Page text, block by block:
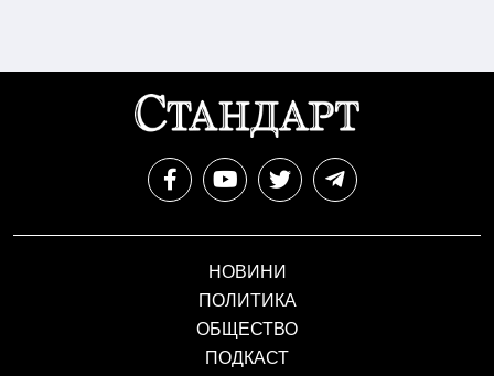
НОВИНИ
ПОЛИТИКА
ОБЩЕСТВО
ПОДКАСТ